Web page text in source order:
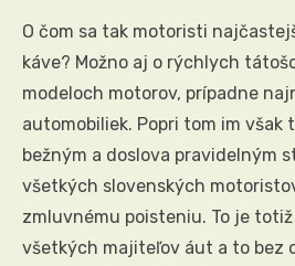
O čom sa tak motoristi
káve? Možno aj o rýchlych
modeloch motorov, prípadne
automobiliek. Popri tom im však
bežným a doslova pravidelným
všetkých slovenských
zmluvnému poisteniu. To je
všetkých majiteľov áut a to bez